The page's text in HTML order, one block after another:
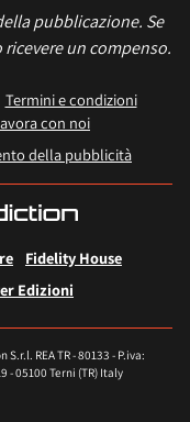
pubblicazione. Se
un compenso.
Termini e condizioni
con noi
della pubblicità
Fidelity House
Edizioni
REA TR - 80133 - P.iva:
- 05100 Terni (TR) Italy